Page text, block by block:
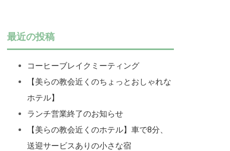
最近の投稿
コーヒーブレイクミーティング
【美らの教会近くのちょっとおしゃれな
ホテル】
ランチ営業終了のお知らせ
【美らの教会近くのホテル】車で8分、
送迎サービスありの小さな宿